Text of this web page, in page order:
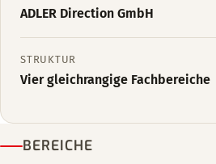
ADLER Direction GmbH
STRUKTUR
Vier gleichrangige Fachbereiche
BEREICHE